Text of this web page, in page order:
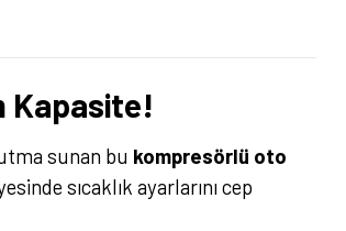
Kapasite!
sunan bu kompresörlü oto
sıcaklık ayarlarını cep